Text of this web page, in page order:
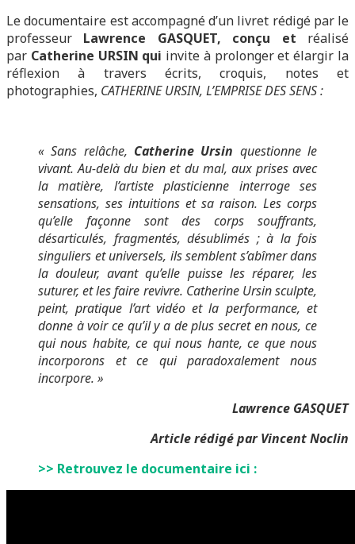
Le documentaire est accompagné d’un livret rédigé par le
professeur Lawrence GASQUET, conçu et réalisé
par Catherine URSIN qui invite à prolonger et élargir la
réflexion à travers écrits, croquis, notes et
photographies, CATHERINE URSIN, L’EMPRISE DES SENS:
« Sans relâche, Catherine Ursin questionne le
vivant. Au-delà du bien et du mal, aux prises avec
la matière, l’artiste plasticienne interroge ses
sensations, ses intuitions et sa raison. Les corps
qu’elle façonne sont des corps souffrants,
désarticulés, fragmentés, désublimés ; à la fois
singuliers et universels, ils semblent s’abîmer dans
la douleur, avant qu’elle puisse les réparer, les
suturer, et les faire revivre. Catherine Ursin sculpte,
peint, pratique l’art vidéo et la performance, et
donne à voir ce qu’il y a de plus secret en nous, ce
qui nous habite, ce qui nous hante, ce que nous
incorporons et ce qui paradoxalement nous
incorpore. »
Lawrence GASQUET
Article rédigé par Vincent Noclin
>> Retrouvez le documentaire ici :